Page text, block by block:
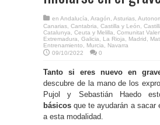
en Andalucía Aragón Asturias
Canarias Cantabria Castilla y León
Catalunya
Ceuta y Melilla Comunitat
Extremadura
Galicia La Rioja Madrid
Entrenamiento
Murcia
Navarra
09/10/2022
0
Tanto si eres nuevo en
descubre de la mano de los
Pujol y Sebastián Haedo
básicos que te ayudarán a sacar
a esta modalidad.